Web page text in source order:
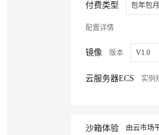
付费类型 包年包月
配置详情
镜像 版本 V1.0
云服务器ECS 实例
沙箱体验 由云市场